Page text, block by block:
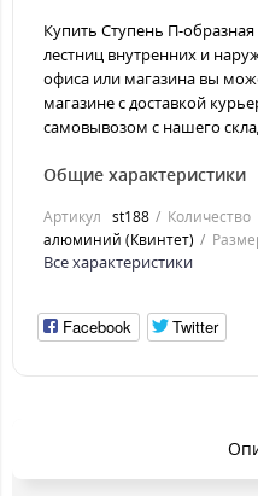
Купить Ступень П-
лестниц внутренних и
офиса или магазина вы
магазине с доставкой
самовывозом с нашего
Общие характеристики
Артикул st188 Количество
алюминий (Квинтет)
Все характеристики
Facebook Twitter